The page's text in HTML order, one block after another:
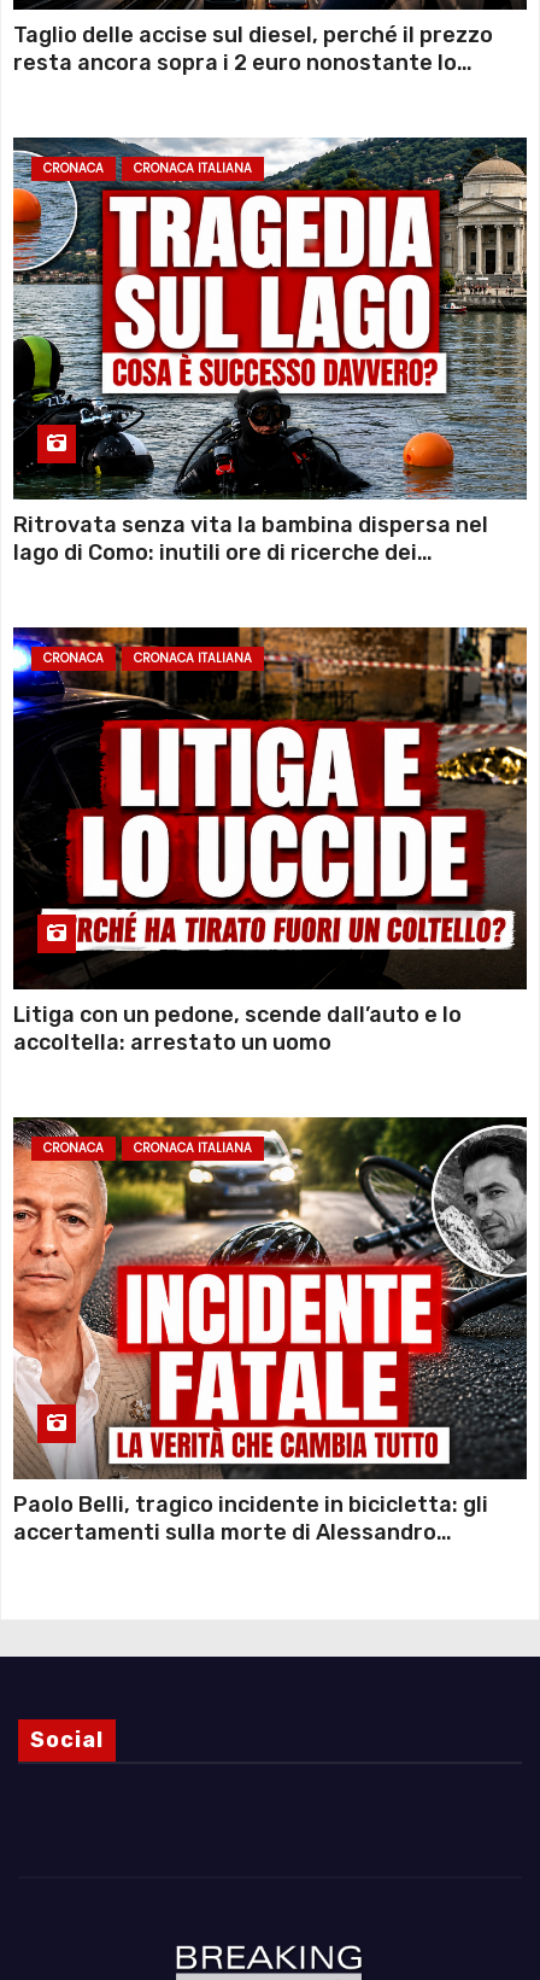
Taglio delle accise sul diesel, perché il prezzo
resta ancora sopra i 2 euro nonostante lo
CRONACA CRONACA ITALIANA
Ritrovata senza vita la bambina dispersa nel
lago di Como: inutili ore di ricerche dei
CRONACA CRONACA ITALIANA
Litiga con un pedone, scende dall’auto e lo
accoltella: arrestato un uomo
CRONACA CRONACA ITALIANA
Paolo Belli, tragico incidente in bicicletta: gli
accertamenti sulla morte di Alessandro
Social